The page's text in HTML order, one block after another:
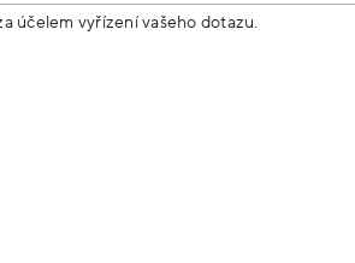
účelem vyřízení vašeho dotazu.